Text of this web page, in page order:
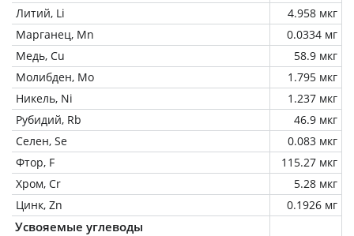
Литий, Li
4.958 мкг
Марганец, Mn
0.0334 мг
Медь, Cu
58.9 мкг
Молибден, Mo
1.795 мкг
Никель, Ni
1.237 мкг
Рубидий, Rb
46.9 мкг
Селен, Se
0.083 мкг
Фтор, F
115.27 мкг
Хром, Cr
5.28 мкг
Цинк, Zn
0.1926 мг
Усвояемые углеводы